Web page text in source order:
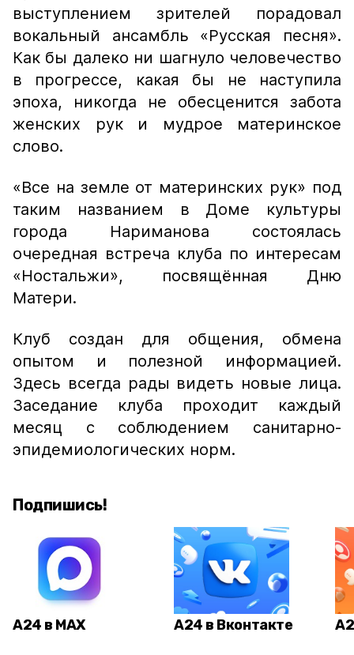
выступлением зрителей порадовал
вокальный ансамбль «Русская песня».
Как бы далеко ни шагнуло человечество
в прогрессе, какая бы не наступила
эпоха, никогда не обесценится забота
женских рук и мудрое материнское
слово.
«Все на земле от материнских рук» под
таким названием в Доме культуры
города Нариманова состоялась
очередная встреча клуба по интересам
«Ностальжи», посвящённая Дню
Матери.
Клуб создан для общения, обмена
опытом и полезной информацией.
Здесь всегда рады видеть новые лица.
Заседание клуба проходит каждый
месяц с соблюдением санитарно-
эпидемиологических норм.
Подпишись!
А24 в MAX А24 в Вконтакте